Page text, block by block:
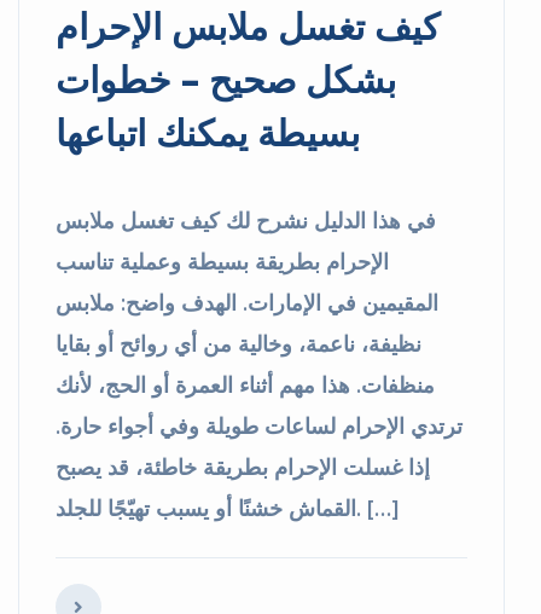
كيف تغسل ملابس الإحرام
بشكل صحيح – خطوات
بسيطة يمكنك اتباعها
في هذا الدليل نشرح لك كيف تغسل ملابس
الإحرام بطريقة بسيطة وعملية تناسب
المقيمين في الإمارات. الهدف واضح: ملابس
نظيفة، ناعمة، وخالية من أي روائح أو بقايا
منظفات. هذا مهم أثناء العمرة أو الحج، لأنك
ترتدي الإحرام لساعات طويلة وفي أجواء حارة.
إذا غسلت الإحرام بطريقة خاطئة، قد يصبح
القماش خشنًا أو يسبب تهيّجًا للجلد. […]
Free Pickup & Delivery |
15% OFF Laundry Service
in Dubai
Express Dry Clean Laundry
Now, We are
providing.
Free Pickup &
Delivery
Same Day
Laundry Available
(Express Service)
Affordable Prices
+ 15% Discount
Call or WhatsApp Now:
+971528064245